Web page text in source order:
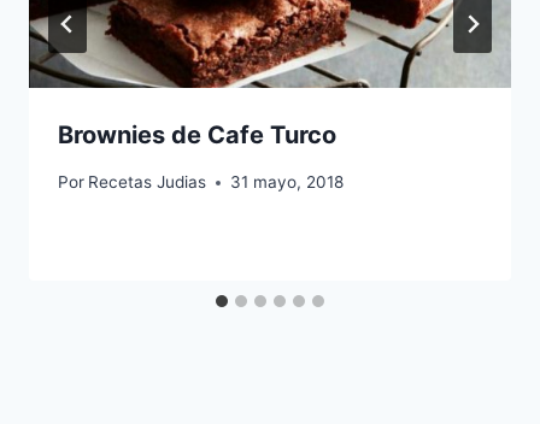
Brownies de Cafe Turco
Por Recetas Judias 31 mayo, 2018